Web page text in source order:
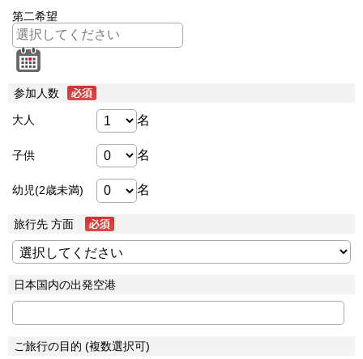
第二希望
参加人数
大人 名
子供 名
幼児(2歳未満) 名
旅行先 方面
日本国内の出発空港
ご旅行の目的 (複数選択可)